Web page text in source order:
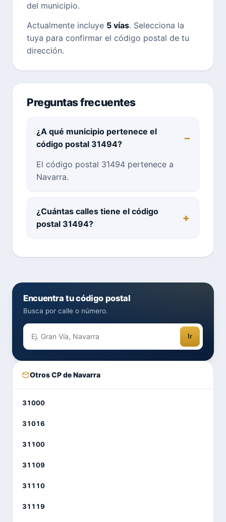
del municipio.
Actualmente incluye 5 vías. Selecciona la
tuya para confirmar el código postal de tu
dirección.
Preguntas frecuentes
¿A qué municipio pertenece el
código postal 31494?
El código postal 31494 pertenece a
Navarra.
¿Cuántas calles tiene el código
postal 31494?
Encuentra tu código postal
Busca por calle o número.
Ir
Otros CP de Navarra
31000
31016
31100
31109
31110
31119